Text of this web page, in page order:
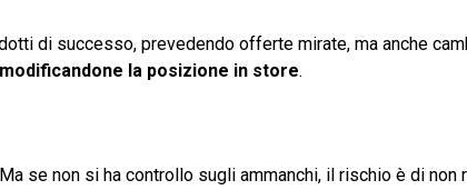
di successo, prevedendo offerte mirate, ma anche
la posizione in store.
se non si ha controllo sugli ammanchi, il rischio è di non